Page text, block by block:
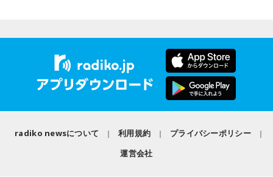
りがとう』という手紙は書きたくなります」と、故郷への深
い愛情をのぞかせました。
最後に、ゴリさんが「今、想いを伝えたい方」として名前を
挙げたのは、ボクシング元世界王者の具志堅用高さんでし
とに触れ、「手紙を書きたい」と温かい想いを語りました。
直感の中に「これからの幸せ」のヒントが隠れていそう。損
得や正解より、なぜか惹かれるものを大切にしてみてくださ
い。心が喜ぶ選択が新しいご縁につながるかも。夜は好きな
音楽を聴きながら、叶えたい未来をイメージしてね。
なりそうです。効率や正しさだけではなく、自分が心地よく
すすめ。今日は一つだけ「やらなくていいこと」を決めてみ
れることを選ぶと流れが変わります。人と違っても大丈夫。
今夜にでも「本当はこう生きたい」を自由に書き出してみ
【2位】双子座（ふたご座）
日は考え込むより、面白そうな方へ軽やかに動いてみるのが
正解です。誰かとの会話から人生のヒントが見つかる予感
radiko newsについて 利用規約
プライバシーポリシー
運営会社